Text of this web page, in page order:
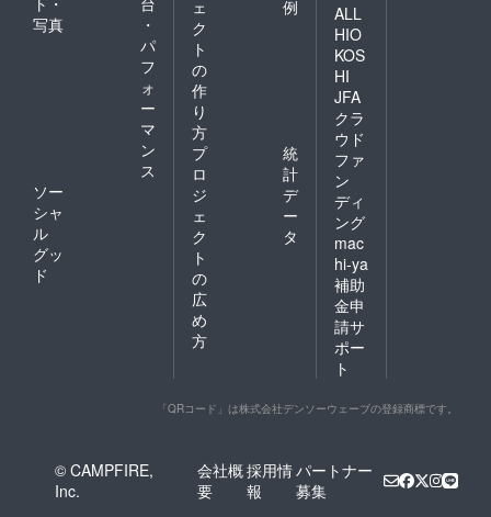
写真
・
パ
フ
ォ
ー
マ
ン
ス
ソー
シャ
ル
グッ
ド
ェ
ク
ト
の
作
り
方
例
プ
ロ
ジ
ェ
ク
ト
の
広
め
方
統
計
デ
ー
タ
ALL
HIO
KOS
HI
JFA
クラ
ウド
ファ
ン
ディ
ング
mac
hi-ya
補助
金申
請サ
ポー
ト
「QRコード」は株式会社デンソーウェーブの登録商標です。
© CAMPFIRE,
Inc.
会社概
要
採用情
報
パートナー
募集